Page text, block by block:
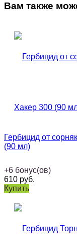
Вам также
Гербицид от
(90 мл)
+6 бонус(ов)
610 руб.
Купить